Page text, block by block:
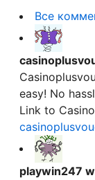
Все
easy! No
Link to
playwin247